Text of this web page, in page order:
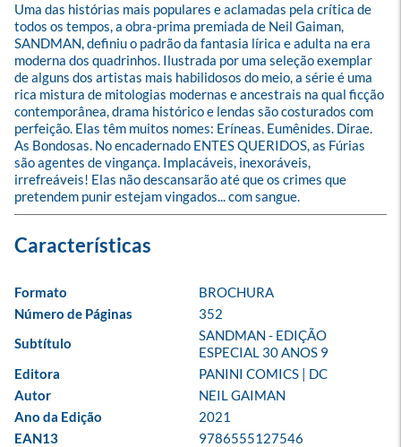
Uma das histórias mais populares e aclamadas pela crítica de
todos os tempos, a obra-prima premiada de Neil Gaiman,
SANDMAN, definiu o padrão da fantasia lírica e adulta na era
moderna dos quadrinhos. Ilustrada por uma seleção exemplar
de alguns dos artistas mais habilidosos do meio, a série é uma
rica mistura de mitologias modernas e ancestrais na qual ficção
contemporânea, drama histórico e lendas são costurados com
perfeição. Elas têm muitos nomes: Eríneas. Eumênides. Dirae.
As Bondosas. No encadernado ENTES QUERIDOS, as Fúrias
são agentes de vingança. Implacáveis, inexoráveis,
irrefreáveis! Elas não descansarão até que os crimes que
pretendem punir estejam vingados... com sangue.
Formato
BROCHURA
Número de Páginas
352
Subtítulo
SANDMAN - EDIÇÃO
ESPECIAL 30 ANOS 9
Editora
PANINI COMICS | DC
Autor
NEIL GAIMAN
Ano da Edição
2021
EAN13
9786555127546